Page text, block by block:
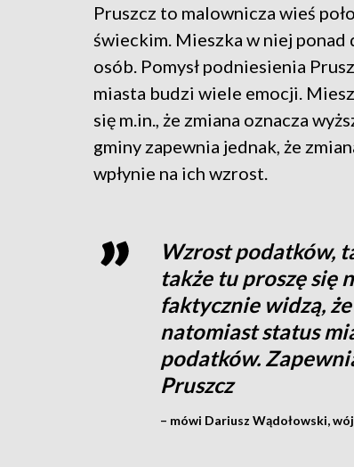
Pruszcz to malownicza wieś
świeckim. Mieszka w niej ponad
osób. Pomysł podniesienia
miasta budzi wiele emocji.
się m.in., że zmiana oznacza
gminy zapewnia jednak, że
wpłynie na ich wzrost.
Wzrost podatków,
także tu proszę się
faktycznie widzą,
natomiast status
podatków.
Pruszcz
– mówi Dariusz Wądołowski,